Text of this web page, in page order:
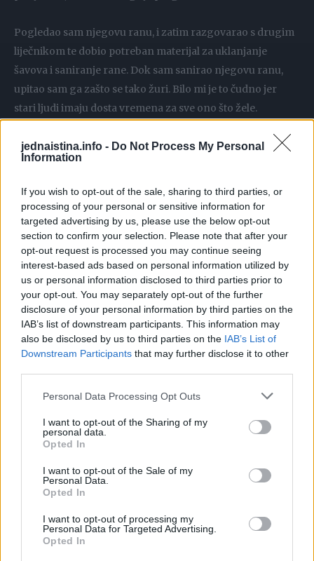
jednaistina.info - Do Not Process My Personal
Information
If you wish to opt-out of the sale, sharing to third parties, or
processing of your personal or sensitive information for
targeted advertising by us, please use the below opt-out
section to confirm your selection. Please note that after your
opt-out request is processed you may continue seeing
interest-based ads based on personal information utilized by
us or personal information disclosed to third parties prior to
your opt-out. You may separately opt-out of the further
disclosure of your personal information by third parties on the
IAB’s list of downstream participants. This information may
also be disclosed by us to third parties on the IAB’s List of
Downstream Participants that may further disclose it to other
Personal Data Processing Opt Outs
I want to opt-out of the Sharing of my
personal data.
Opted In
I want to opt-out of the Sale of my
Personal Data.
Opted In
I want to opt-out of processing my
Personal Data for Targeted Advertising.
Opted In
Pogledao sam njegovu ranu, i zatim razgovarao s drugim
liječnikom te dobio potreban materijal za uklanjanje
šavova i saniranje rane. Dok sam sanirao njegovu ranu,
upitao sam ga zašto se tako žuri. Bilo mi je to čudno jer
stari ljudi imaju dosta vremena za sve ono što žele.
suprugom. Pitao sam ga kako je njezino zdravlje. Rekao mi
je da je ona ondje već duže vrijeme i da ima Alzheimerovu
zakasni…
Odgovorio je da ona više ne zna tko je on i da ga već pet
godina ne prepoznaje.
Bio sam iznenađen i upitao ga: „A vi joj i dalje svakog jutra
dolazite, iako ona ne zna tko ste?”
Nasmijao se, potapšao me po ruci i rekao: „Ona mene ne
zna, ali ja nju znam…”
Kada je napustio ordinaciju, rekao sam sebi: „Takvu ljubav
želim u svom životu”.
Istinska ljubav nije ni fizička, ni romantična. Istinska ljubav
je prihvaćanje svega što je bilo, što jest, što će biti, i što neće
biti. Najsretniji ljudi ne moraju imati najbolje od svega; oni
će napraviti najbolje od onoga što imaju!